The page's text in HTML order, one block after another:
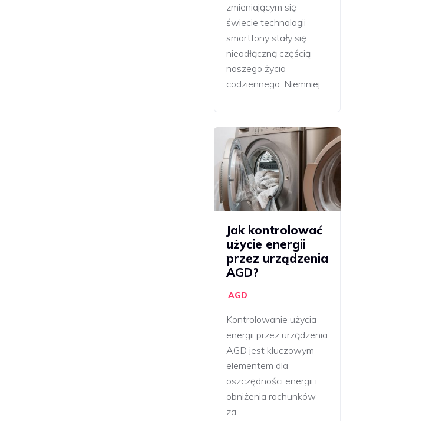
zmieniającym się
świecie technologii
smartfony stały się
nieodłączną częścią
naszego życia
codziennego. Niemniej…
Jak kontrolować
użycie energii
przez urządzenia
AGD?
AGD
Kontrolowanie użycia
energii przez urządzenia
AGD jest kluczowym
elementem dla
oszczędności energii i
obniżenia rachunków
za…